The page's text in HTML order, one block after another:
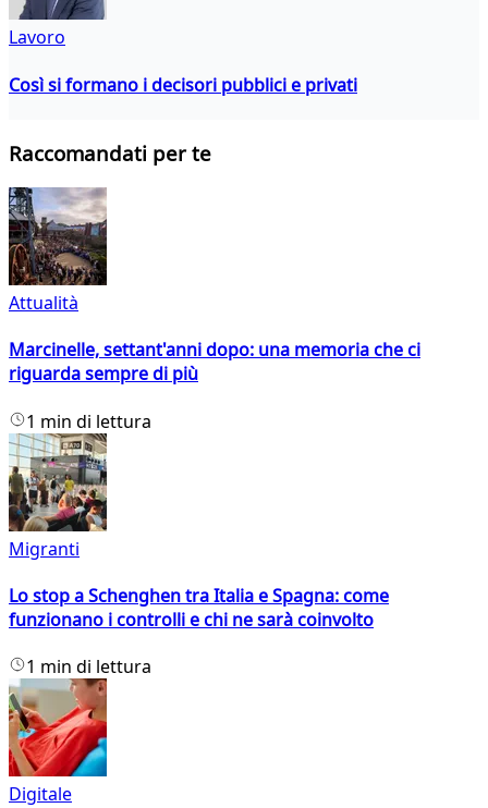
Lavoro
Così si formano i decisori pubblici e privati
Raccomandati per te
Attualità
Marcinelle, settant'anni dopo: una memoria che ci
riguarda sempre di più
1 min di lettura
Migranti
Lo stop a Schenghen tra Italia e Spagna: come
funzionano i controlli e chi ne sarà coinvolto
1 min di lettura
Digitale